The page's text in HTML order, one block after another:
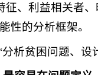
征、利益相关者
性的分析框架。
分析贫困问题、